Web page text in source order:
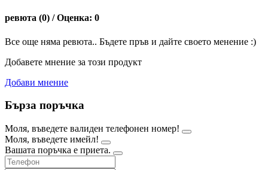
ревюта (0) / Оценка: 0
Все още няма ревюта.. Бъдете пръв и дайте своето менение :)
Добавете мнение за този продукт
Добави мнение
Бърза поръчка
Моля, въведете валиден телефонен номер!
Моля, въведете имейл!
Вашата поръчка е приета.